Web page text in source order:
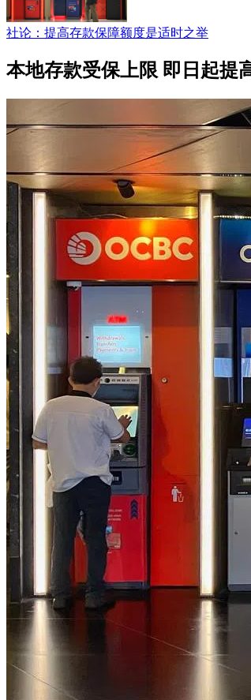
社论：提高存款保障额度是适时之举
本地存款受保上限 即日起提